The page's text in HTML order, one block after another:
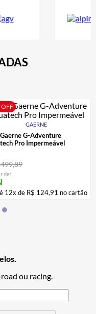
OFF
GAERNE
G-Adventure
Pro Impermeável
499,89
de:
12x de R$ 124,91 no cartão
ou racing.